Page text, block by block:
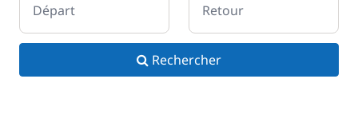
Départ Retour
Rechercher